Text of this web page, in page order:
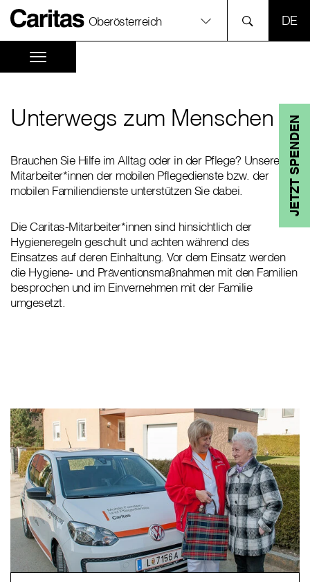
Oberösterreich
JETZT SPENDEN
Unterwegs zum Menschen
Brauchen Sie Hilfe im Alltag oder in der Pflege? Unsere
Mitarbeiter*innen der mobilen Pflegedienste bzw. der
mobilen Familiendienste unterstützen Sie dabei.
Die Caritas-Mitarbeiter*innen sind hinsichtlich der
Hygieneregeln geschult und achten während des
Einsatzes auf deren Einhaltung. Vor dem Einsatz werden
die Hygiene- und Präventionsmaßnahmen mit den Familien
besprochen und im Einvernehmen mit der Familie
umgesetzt.